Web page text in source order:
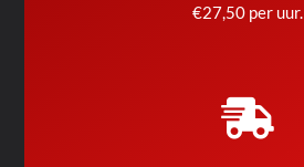
€27,50 per uur.
